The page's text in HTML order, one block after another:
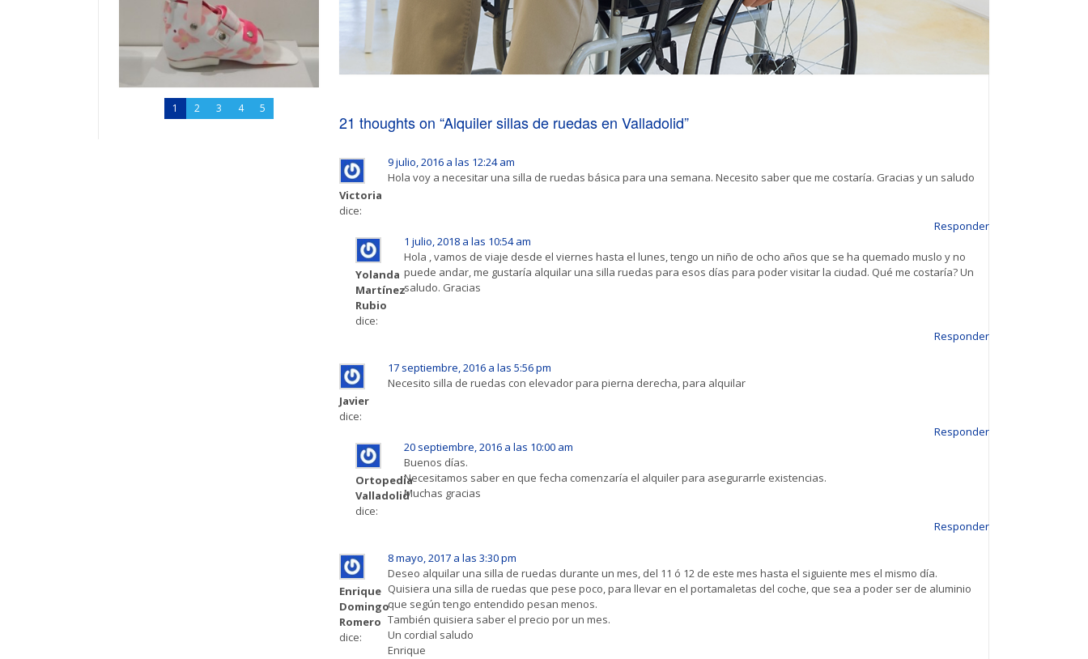
21 thoughts on “Alquiler sillas de ruedas en Valladolid”
Victoria
dice:
9 julio, 2016 a las 12:24 am
Hola voy a necesitar una silla de ruedas básica para una semana. Necesito saber que me costaría. Gracias y un saludo
Responder
Yolanda
Martínez
Rubio
dice:
1 julio, 2018 a las 10:54 am
Hola , vamos de viaje desde el viernes hasta el lunes, tengo un niño de ocho años que se ha quemado muslo y no
puede andar, me gustaría alquilar una silla ruedas para esos días para poder visitar la ciudad. Qué me costaría? Un
saludo. Gracias
Responder
Javier
dice:
17 septiembre, 2016 a las 5:56 pm
Necesito silla de ruedas con elevador para pierna derecha, para alquilar
Responder
Ortopedia
Valladolid
dice:
20 septiembre, 2016 a las 10:00 am
Buenos días.
Necesitamos saber en que fecha comenzaría el alquiler para asegurarrle existencias.
Muchas gracias
Responder
Enrique
Domingo
Romero
dice:
8 mayo, 2017 a las 3:30 pm
Deseo alquilar una silla de ruedas durante un mes, del 11 ó 12 de este mes hasta el siguiente mes el mismo día.
Quisiera una silla de ruedas que pese poco, para llevar en el portamaletas del coche, que sea a poder ser de aluminio
que según tengo entendido pesan menos.
También quisiera saber el precio por un mes.
Un cordial saludo
Enrique
1 2 3 4 5